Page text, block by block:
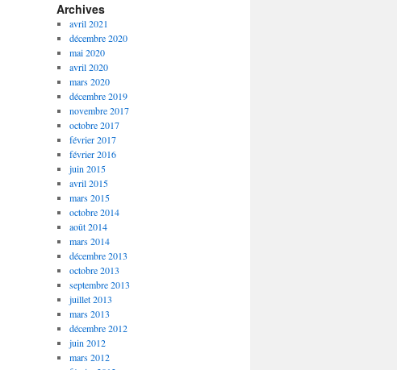
Archives
avril 2021
décembre 2020
mai 2020
avril 2020
mars 2020
décembre 2019
novembre 2017
octobre 2017
février 2017
février 2016
juin 2015
avril 2015
mars 2015
octobre 2014
août 2014
mars 2014
décembre 2013
octobre 2013
septembre 2013
juillet 2013
mars 2013
décembre 2012
juin 2012
mars 2012